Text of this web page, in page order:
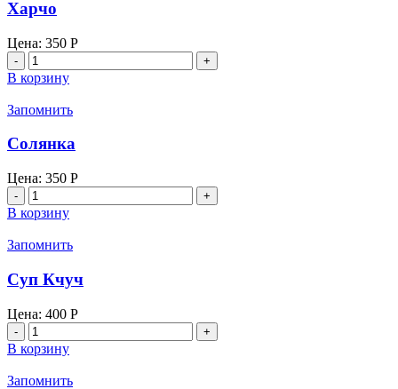
Харчо
Цена: 350 Р
Количество
товара
Харчо
В корзину
Запомнить
Солянка
Цена: 350 Р
Количество
товара
Солянка
В корзину
Запомнить
Суп Кчуч
Цена: 400 Р
Количество
товара
Суп
Кчуч
В корзину
Запомнить